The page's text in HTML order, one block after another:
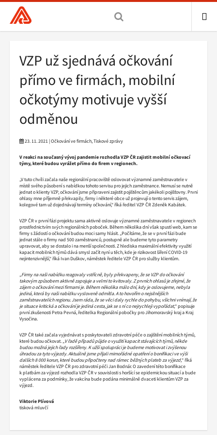
Všeobecná
zdravotní
hlavní
stránka
Drobečková
navigace
VZP už sjednává očkování
přímo ve firmách, mobilní
očkotýmy motivuje vyšší
odměnou
23. 11. 2021 | Očkování ve firmách, Tiskové zprávy
V reakci na současný vývoj pandemie rozhodla VZP ČR zajistit mobilní očkovací
týmy, které budou vyrážet přímo do firem v regionech.
„V tuto chvíli začala naše regionální pracoviště oslovovat významné zaměstnavatele v
místě svého působení s nabídkou tohoto servisu pro jejich zaměstnance. Nemusí se nutně
jednat o klienty VZP, očkování jsme připraveni zajistit pojištěncům jakékoli pojišťovny. První
ohlasy mne příjemně překvapily, firmy i některé obce už projevují o tento servis zájem,
kolegové tam už dojednávají termíny očkování,“ říká ředitel VZP ČR Zdeněk Kabátek.
VZP ČR v první fázi projektu sama aktivně oslovuje významné zaměstnavatele v regionech
prostřednictvím svých regionálních poboček. Během několika dní však spustí web, kam se
firmy s žádostí o očkování budou moci samy hlásit. „Počítáme, že se v první fázi bude
jednat stále o firmy nad 500 zaměstnanců, postupně ale budeme tyto parametry
upravovat, aby se dostalo i na menší společnosti. Z hlediska maximální efektivity využití
kapacit mobilních týmů dává smysl začít nyní u těch, kde je rizikovost šíření COVID-19
nejintenzivnější,“ říká Ivan Duškov, náměstek ředitele VZP ČR pro služby klientům.
„Firmy na naši nabídku reagovaly vstřícně, byly překvapeny, že se VZP do očkování
takovým způsobem aktivně zapojuje a velmi to kvitovaly. Z prvních ohlasů je zřejmé, že
zájem o očkování mezi firmami je. Během několika málo dní, kdy je oslovujeme, nebyla
jediná, která by naši nabídku vysloveně odmítla. A to hovořím o nejsilnějších
zaměstnavatelích regionu. Jsem ráda, že se věci daly rychle do pohybu, všichni vnímají, že
je situace kritická a očkování je jediná cesta, jak se s ní co nejrychleji vypořádat,“ popisuje
první zkušenosti Petra Pevná, ředitelka Regionální pobočky pro Jihomoravský kraj a Kraj
Vysočina.
VZP ČR také začala vyjednávat sposkytovateli zdravotní péče o zajištění mobilních týmů,
které budou očkovat. „V řadě případů půjde o využití kapacit stávajících týmů, někde
budou možná jejich řady rozšířeny. K užší spolupráci je budeme motivovat i zvýšenou
úhradou za tyto výjezdy. Aktuálně jsme přijali mimořádné opatření o bonifikaci ve výši
dalších 8 000 korun, které budou připočteny nad rámec běžných plateb za výjezd,“ říká
náměstek ředitele VZP ČR pro zdravotní péči Jan Bodnár. O zavedení této bonifikace
k platbám za výjezd rozhodla VZP ČR v souvislosti s horšící se epidemickou situací a bude
vyplácena za podmínky, že vakcína bude podána minimálně dvaceti klientům VZP za
výjezd.
Viktorie Plívová
tisková mluvčí